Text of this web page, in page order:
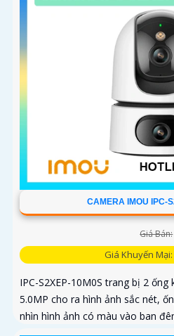
CAMERA IMOU IPC-
Giá Bán:
Giá Khuyến Mại:
IPC-S2XEP-10M0S trang bị 2
5.0MP cho ra hình ảnh sắc nét,
nhìn hình ảnh có màu vào ban
giúp đàm thoại 2 chiều, trang bị